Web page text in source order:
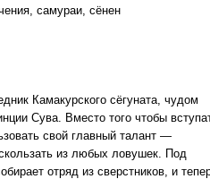
самураи, сёнен
Камакурского сёгуната, чудом
Сува. Вместо того чтобы
свой главный талант —
из любых ловушек. Под
отряд из сверстников, и